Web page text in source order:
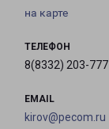
на карте
ТЕЛЕФОН
8(8332) 203-777
EMAIL
kirov@pecom.ru